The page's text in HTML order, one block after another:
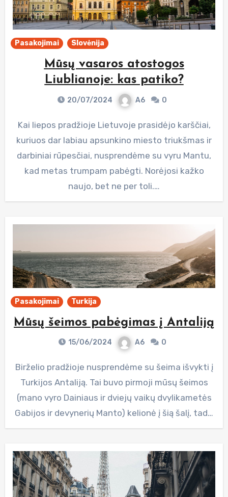
Pasakojimai Slovėnija
Mūsų vasaros atostogos
Liublianoje: kas patiko?
20/07/2024 A6 0
Kai liepos pradžioje Lietuvoje prasidėjo karščiai,
kuriuos dar labiau apsunkino miesto triukšmas ir
darbiniai rūpesčiai, nusprendėme su vyru Mantu,
kad metas trumpam pabėgti. Norėjosi kažko
naujo, bet ne per toli.…
Pasakojimai Turkija
Mūsų šeimos pabėgimas į Antaliją
15/06/2024 A6 0
Birželio pradžioje nusprendėme su šeima išvykti į
Turkijos Antaliją. Tai buvo pirmoji mūsų šeimos
(mano vyro Dainiaus ir dviejų vaikų dvylikametės
Gabijos ir devynerių Manto) kelionė į šią šalį, tad…